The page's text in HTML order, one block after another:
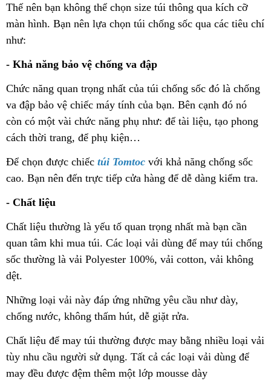
Thế nên bạn không thể chọn size túi thông qua kích cỡ
màn hình. Bạn nên lựa chọn túi chống sốc qua các tiêu chí
như:
- Khả năng bảo vệ chống va đập
Chức năng quan trọng nhất của túi chống sốc đó là chống
va đập bảo vệ chiếc máy tính của bạn. Bên cạnh đó nó
còn có một vài chức năng phụ như: để tài liệu, tạo phong
cách thời trang, để phụ kiện…
Để chọn được chiếc túi Tomtoc với khả năng chống sốc
cao. Bạn nên đến trực tiếp cửa hàng để dễ dàng kiểm tra.
- Chất liệu
Chất liệu thường là yếu tố quan trọng nhất mà bạn cần
quan tâm khi mua túi. Các loại vải dùng để may túi chống
sốc thường là vải Polyester 100%, vải cotton, vải không
dệt.
Những loại vải này đáp ứng những yêu cầu như dày,
chống nước, không thấm hút, dễ giặt rửa.
Chất liệu để may túi thường được may bằng nhiều loại vải
tùy nhu cầu người sử dụng. Tất cả các loại vải dùng để
may đều được đệm thêm một lớp mousse dày